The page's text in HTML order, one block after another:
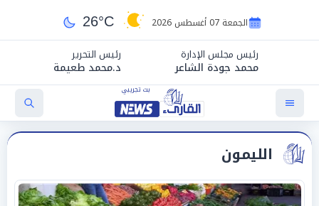
الجمعة 07 أغسطس 2026 26°C
رئيس مجلس الإدارة
محمد جودة الشاعر
رئيس التحرير
د.محمد طعيمة
الليمون